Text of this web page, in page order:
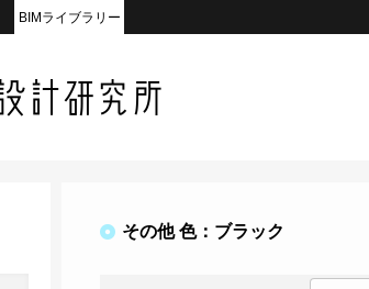
BIMライブラリー
その他 色：ブラック